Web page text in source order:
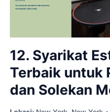
12. Syarikat
Terbaik untuk
dan Solekan